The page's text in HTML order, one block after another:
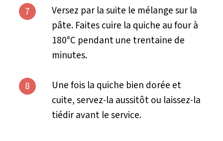
7
Versez par la suite le mélange sur la
pâte. Faites cuire la quiche au four à
180°C pendant une trentaine de
minutes.
8
Une fois la quiche bien dorée et
cuite, servez-la aussitôt ou laissez-la
tiédir avant le service.